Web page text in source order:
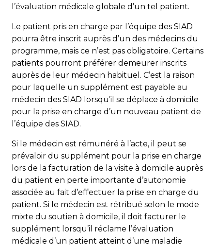
l’évaluation médicale globale d’un tel patient.
Le patient pris en charge par l’équipe des SIAD
pourra être inscrit auprès d’un des médecins du
programme, mais ce n’est pas obligatoire. Certains
patients pourront préférer demeurer inscrits
auprès de leur médecin habituel. C’est la raison
pour laquelle un supplément est payable au
médecin des SIAD lorsqu’il se déplace à domicile
pour la prise en charge d’un nouveau patient de
l’équipe des SIAD.
Si le médecin est rémunéré à l’acte, il peut se
prévaloir du supplément pour la prise en charge
lors de la facturation de la visite à domicile auprès
du patient en perte importante d’autonomie
associée au fait d’effectuer la prise en charge du
patient. Si le médecin est rétribué selon le mode
mixte du soutien à domicile, il doit facturer le
supplément lorsqu’il réclame l’évaluation
médicale d’un patient atteint d’une maladie